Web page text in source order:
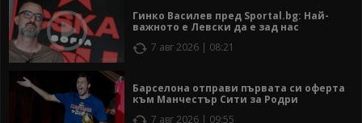
Гинко Василев пред Sportal.bg: Най-
важното е Левски да е зад нас
7 авг 2026 | 08:21
Барселона отправи първата си оферта
към Манчестър Сити за Родри
7 авг 2026 | 09:55